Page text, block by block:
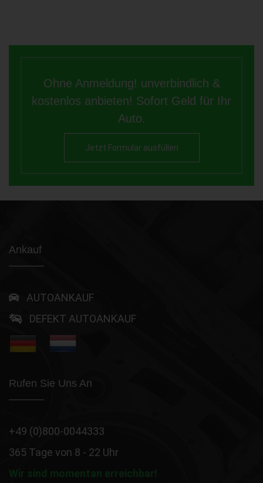
Ohne Anmeldung! unverbindlich &
kostenlos anbieten! Sofort Geld für Ihr
Auto.
Jetzt Formular ausfüllen
Ankauf
AUTOANKAUF
DEFEKT AUTOANKAUF
Rufen Sie Uns An
+49 (0)800-0044333
365 Tage von 8 - 22 Uhr
Wir sind momentan erreichbar!